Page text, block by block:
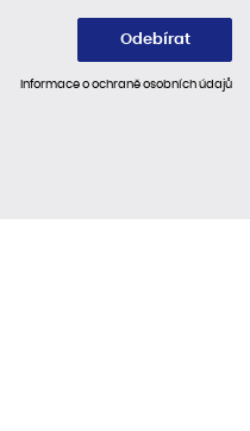
Odebírat
Informace o ochraně osobních údajů